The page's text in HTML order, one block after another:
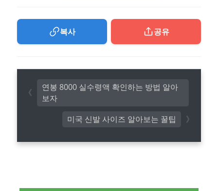
복사 공유
미국 신발 사이즈 알아보는 꿀팁
연봉 8000 실수령액 확인하는 방법 알아
보자